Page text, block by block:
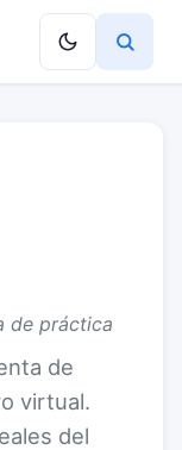
de práctica
de
virtual.
del